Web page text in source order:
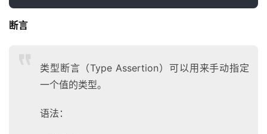
断言
类型断言（Type Assertion）可以用来手动指定
一个值的类型。
语法：